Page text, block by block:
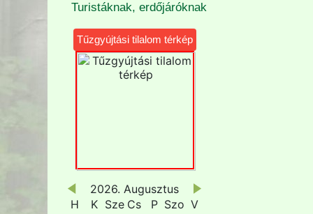
Turistáknak, erdőjáróknak
Tűzgyújtási tilalom térkép
2026. Augusztus
H
K Sze Cs P Szo V